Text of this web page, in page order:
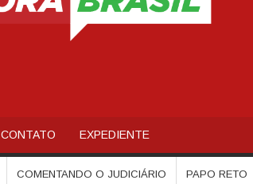
CONTATO EXPEDIENTE
COMENTANDO O JUDICIÁRIO PAPO RETO